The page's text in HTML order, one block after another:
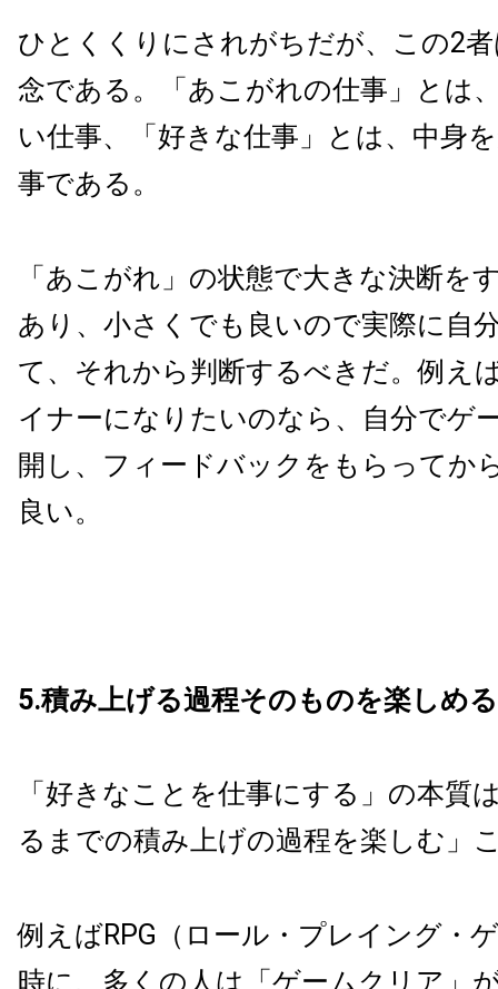
ひとくくりにされがちだが、この2
念である。「あこがれの仕事」とは
い仕事、「好きな仕事」とは、中身
事である。
「あこがれ」の状態で大きな決断を
あり、小さくでも良いので実際に自
て、それから判断するべきだ。例え
イナーになりたいのなら、自分でゲ
開し、フィードバックをもらってか
良い。
5.積み上げる過程そのものを楽しめ
「好きなことを仕事にする」の本質
るまでの積み上げの過程を楽しむ」
例えばRPG（ロール・プレイング・
時に、多くの人は「ゲームクリア」